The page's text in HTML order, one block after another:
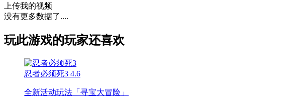
上传我的视频
没有更多数据了....
玩此游戏的玩家还喜欢
忍者必须死3 4.6
全新活动玩法「寻宝大冒险」